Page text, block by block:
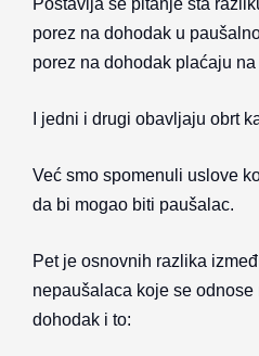
Postavlja se pitanje šta
porez na dohodak u
porez na dohodak plaćaju
I jedni i drugi obavljaju obrt
Već smo spomenuli uslove
da bi mogao biti paušalac.
Pet je osnovnih razlika
nepaušalaca koje se
dohodak i to: